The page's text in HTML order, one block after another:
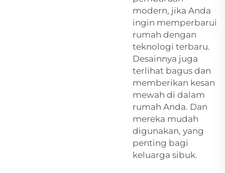
modern, jika Anda
ingin memperbarui
rumah dengan
teknologi terbaru.
Desainnya juga
terlihat bagus dan
memberikan kesan
mewah di dalam
rumah Anda. Dan
mereka mudah
digunakan, yang
penting bagi
keluarga sibuk.